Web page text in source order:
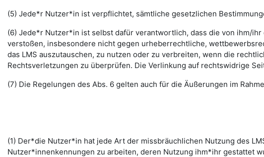
(5) Jede*r Nutzer*in ist verpflichtet, sämtliche gesetzlichen
(6) Jede*r Nutzer*in ist selbst dafür verantwortlich, dass die von ihm/
verstoßen, insbesondere nicht gegen urheberrechtliche,
das LMS auszutauschen, zu nutzen oder zu verbreiten, wenn die
Rechtsverletzungen zu überprüfen. Die Verlinkung auf rechtswidrige
(7) Die Regelungen des Abs. 6 gelten auch für die Äußerungen im
(1) Der*die Nutzer*in hat jede Art der missbräuchlichen Nutzung des
Nutzer*innenkennungen zu arbeiten, deren Nutzung ihm*ihr gestattet